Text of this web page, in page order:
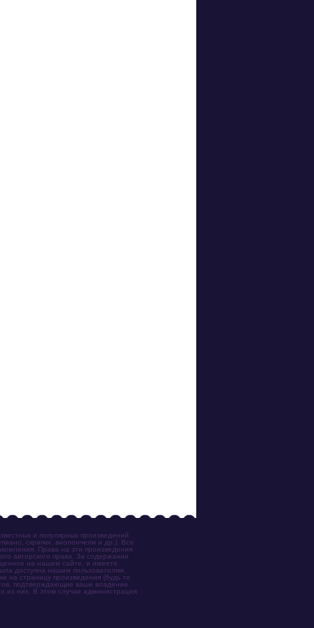
и популярных произведений
скрипки, виолончели и др.). Все
Права на эти произведения
авторского права. За содержание
на нашем сайте, и имеете
доступна нашим пользователям,
на страницу произведения (будь то
подтверждающие ваше владение
из них. В этом случае администрация